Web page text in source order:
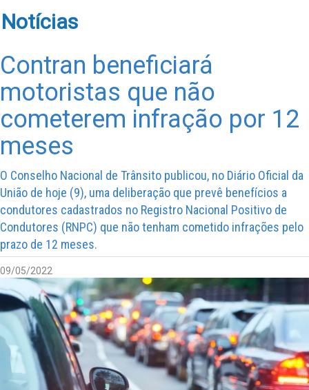
Notícias
Contran beneficiará
motoristas que não
cometerem infração por 12
meses
O Conselho Nacional de Trânsito publicou, no Diário Oficial da
União de hoje (9), uma deliberação que prevê benefícios a
condutores cadastrados no Registro Nacional Positivo de
Condutores (RNPC) que não tenham cometido infrações pelo
prazo de 12 meses.
09/05/2022